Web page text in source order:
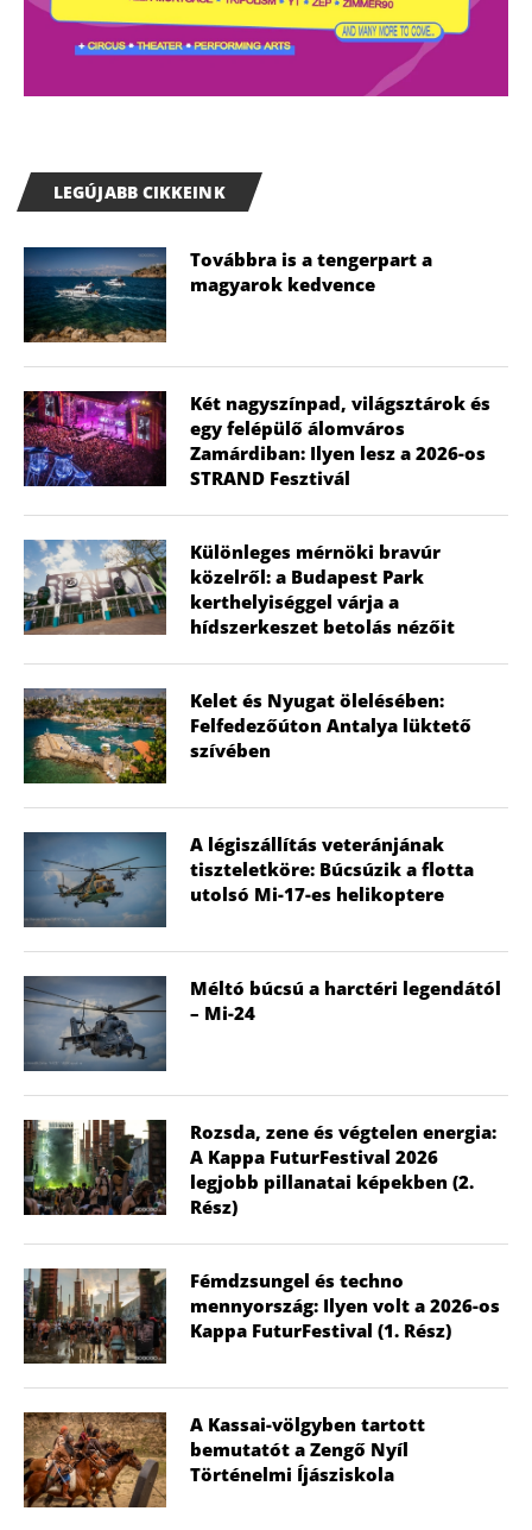
LEGÚJABB CIKKEINK
Továbbra is a tengerpart a
magyarok kedvence
Két nagyszínpad, világsztárok és
egy felépülő álomváros
Zamárdiban: Ilyen lesz a 2026-os
STRAND Fesztivál
Különleges mérnöki bravúr
közelről: a Budapest Park
kerthelyiséggel várja a
hídszerkeszet betolás nézőit
Kelet és Nyugat ölelésében:
Felfedezőúton Antalya lüktető
szívében
A légiszállítás veteránjának
tiszteletköre: Búcsúzik a flotta
utolsó Mi-17-es helikoptere
Méltó búcsú a harctéri legendától
– Mi-24
Rozsda, zene és végtelen energia:
A Kappa FuturFestival 2026
legjobb pillanatai képekben (2.
Rész)
Fémdzsungel és techno
mennyország: Ilyen volt a 2026-os
Kappa FuturFestival (1. Rész)
A Kassai-völgyben tartott
bemutatót a Zengő Nyíl
Történelmi Íjásziskola